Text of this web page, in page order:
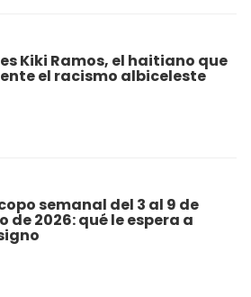
Kiki Ramos, el haitiano que
el racismo albiceleste
semanal del 3 al 9 de
de 2026: qué le espera a